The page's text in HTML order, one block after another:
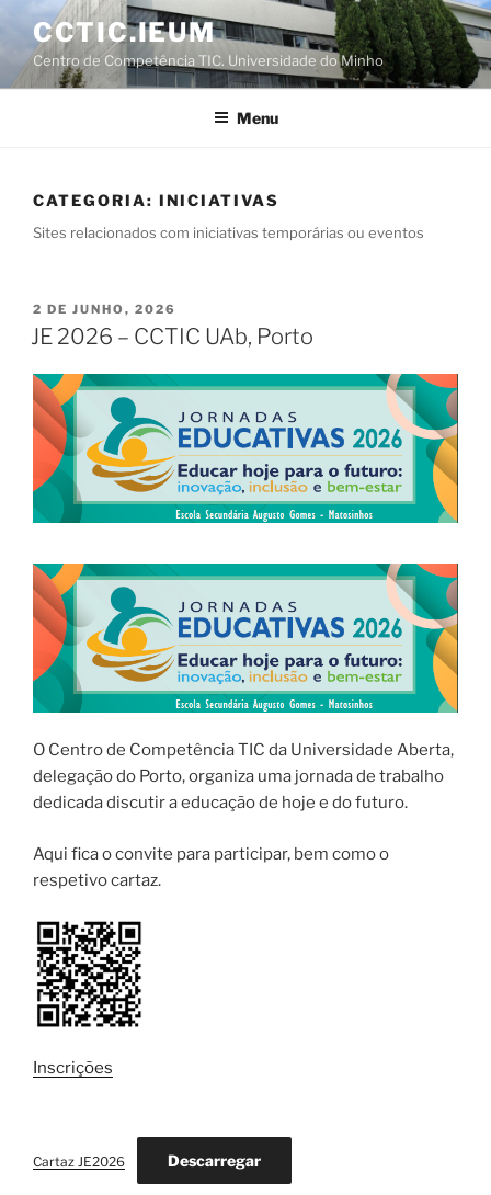
Saltar
conteúdo
CCTIC.IEUM
Centro de Competência TIC. Universidade do Minho
Menu
CATEGORIA: INICIATIVAS
Sites relacionados com iniciativas temporárias ou eventos
PUBLICADO
EM
2 DE JUNHO, 2026
JE 2026 – CCTIC UAb, Porto
O Centro de Competência TIC da Universidade Aberta,
delegação do Porto, organiza uma jornada de trabalho
dedicada discutir a educação de hoje e do futuro.
Aqui fica o convite para participar, bem como o
respetivo cartaz.
Inscrições
Cartaz JE2026 Descarregar